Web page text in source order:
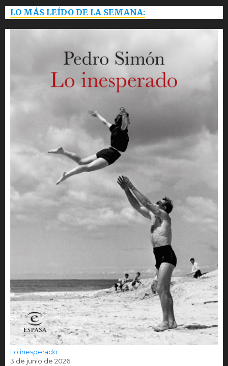
LO MÁS LEÍDO DE LA SEMANA:
Lo inesperado
3 de junio de 2026